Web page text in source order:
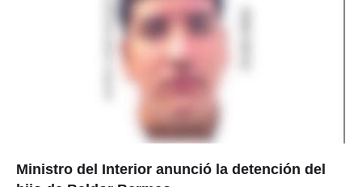
Ministro del Interior anunció la detención del